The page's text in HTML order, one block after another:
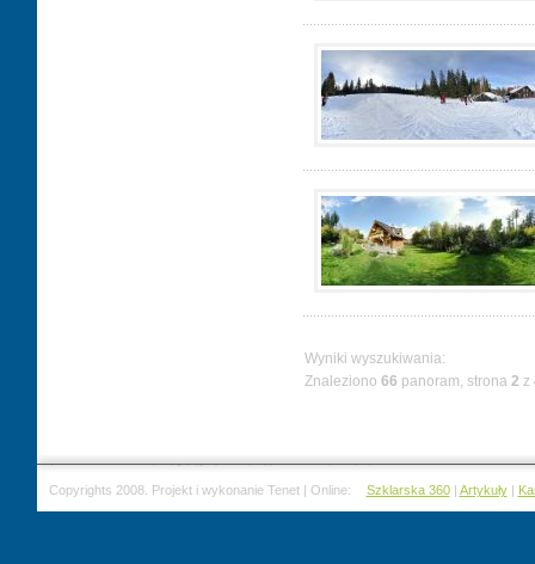
Wyniki wyszukiwania:
Znaleziono 66 panoram, strona 2 z
Copyrights 2008. Projekt i wykonanie Tenet | Online: Szklarska 360| Artykuły|